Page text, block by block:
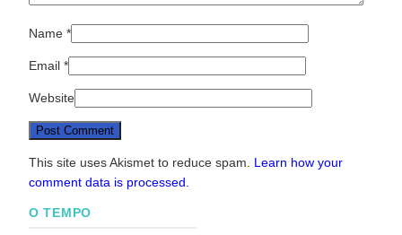
Name *
Email *
Website
This site uses Akismet to reduce spam. Learn how your
comment data is processed.
O TEMPO